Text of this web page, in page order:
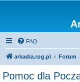
FAQ
arkadia.rpg.pl Forum
Pomoc dla